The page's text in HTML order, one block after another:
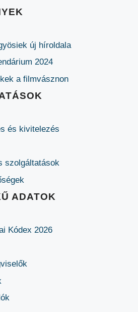
új híroldala
2024
a filmvásznon
és kivitelezés
szolgáltatások
ADATOK
Kódex 2026